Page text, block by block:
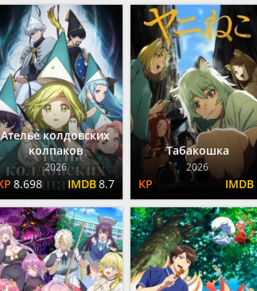
Ателье колдовских
колпаков
2026
8.698 8.7
Табакошка
2026